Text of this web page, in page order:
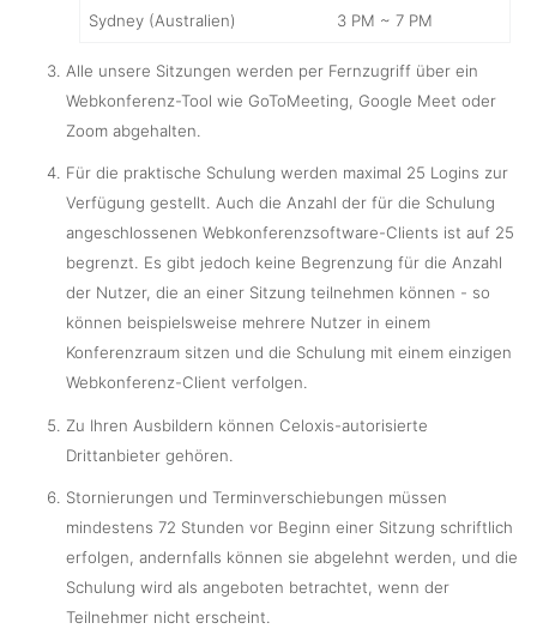
Sydney (Australien) 3 PM ~ 7 PM
Alle unsere Sitzungen werden per Fernzugriff über ein
Webkonferenz-Tool wie GoToMeeting, Google Meet oder
Zoom abgehalten.
Für die praktische Schulung werden maximal 25 Logins zur
Verfügung gestellt. Auch die Anzahl der für die Schulung
angeschlossenen Webkonferenzsoftware-Clients ist auf 25
begrenzt. Es gibt jedoch keine Begrenzung für die Anzahl
der Nutzer, die an einer Sitzung teilnehmen können - so
können beispielsweise mehrere Nutzer in einem
Konferenzraum sitzen und die Schulung mit einem einzigen
Webkonferenz-Client verfolgen.
Zu Ihren Ausbildern können Celoxis-autorisierte
Drittanbieter gehören.
Stornierungen und Terminverschiebungen müssen
mindestens 72 Stunden vor Beginn einer Sitzung schriftlich
erfolgen, andernfalls können sie abgelehnt werden, und die
Schulung wird als angeboten betrachtet, wenn der
Teilnehmer nicht erscheint.